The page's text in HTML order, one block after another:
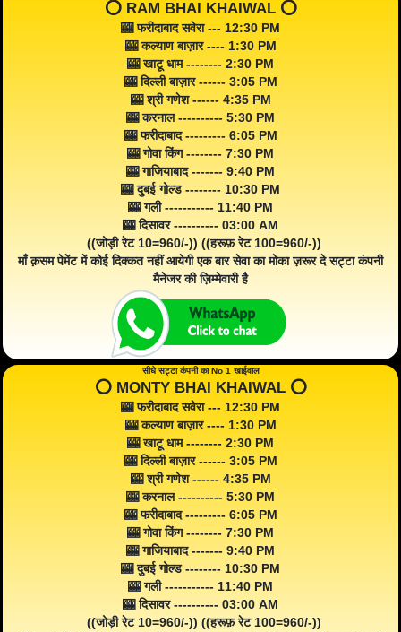
⭕️ RAM BHAI KHAIWAL ⭕️
🎰 फरीदाबाद सवेरा --- 12:30 PM
🎰 कल्याण बाज़ार ---- 1:30 PM
🎰 खाटू धाम -------- 2:30 PM
🎰 दिल्ली बाज़ार ------ 3:05 PM
🎰 श्री गणेश ------ 4:35 PM
🎰 करनाल ---------- 5:30 PM
🎰 फरीदाबाद --------- 6:05 PM
🎰 गोवा किंग -------- 7:30 PM
🎰 गाजियाबाद ------- 9:40 PM
🎰 दुबई गोल्ड -------- 10:30 PM
🎰 गली ----------- 11:40 PM
🎰 दिसावर ---------- 03:00 AM
((जोड़ी रेट 10=960/-)) ((हरूफ़ रेट 100=960/-))
माँ क़सम पेमेंट में कोई दिक्कत नहीं आयेगी एक बार सेवा का मोका ज़रूर दे सट्टा कंपनी
मैनेजर की ज़िम्मेवारी है
सीधे सट्टा कंपनी का No 1 खाईवाल
⭕️ MONTY BHAI KHAIWAL ⭕️
🎰 फरीदाबाद सवेरा --- 12:30 PM
🎰 कल्याण बाज़ार ---- 1:30 PM
🎰 खाटू धाम -------- 2:30 PM
🎰 दिल्ली बाज़ार ------ 3:05 PM
🎰 श्री गणेश ------ 4:35 PM
🎰 करनाल ---------- 5:30 PM
🎰 फरीदाबाद --------- 6:05 PM
🎰 गोवा किंग -------- 7:30 PM
🎰 गाजियाबाद ------- 9:40 PM
🎰 दुबई गोल्ड -------- 10:30 PM
🎰 गली ----------- 11:40 PM
🎰 दिसावर ---------- 03:00 AM
((जोड़ी रेट 10=960/-)) ((हरूफ़ रेट 100=960/-))